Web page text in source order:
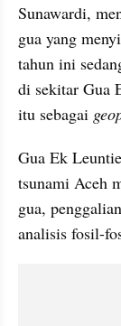
Sunawardi,
gua yang
tahun ini
di sekitar Gua
itu sebagai
Gua Ek Leuntie
gua,
analisis fosil-